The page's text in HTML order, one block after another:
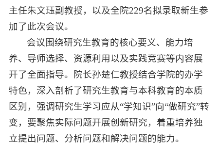
主任朱文珏副教授，以及全院229名拟录取新生参
加了此次会议。
会议围绕研究生教育的核心要义、能力培
养、导师选择、资源利用以及实践竞赛等内容展
开了全面指导。院长孙楚仁教授结合学院的办学
特色，深入剖析了研究生教育与本科教育的本质
区别，强调研究生学习应从“学知识”向“做研究”转
变，要聚焦实际问题开展创新研究，着重培养独
立提出问题、分析问题和解决问题的能力。